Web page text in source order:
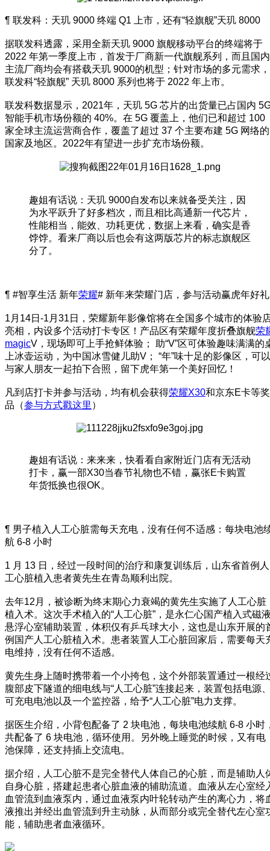
¶ 联发科：天玑 9000 终端 Q1 上市，还有“轻旗舰”天玑 8000
据联发科透露，采用全新天玑 9000 旗舰移动平台的终端将于
2022 年第一季度上市，首发于厂商新一代旗舰系列，而且国内
主流厂商均会有搭载天玑 9000的机型；针对市场的多元需求，
联发科“轻旗舰” 天玑 8000 系列也将于 2022 年上市。
联发科数据显示，2021年，天玑 5G 芯片的出货量已占国内
智能手机市场份额的 40%。在 5G 覆盖上，他们已和超过 100
家全球主流运营商合作，覆盖了超过 37 个主要布建 5G 网络的
国家及地区。2022年有望进一步扩充市场份额。
趣姐有话说：天玑 9000自发布以来就备受关注，因
为水平跃升了好多档次，而且相比高通新一代芯片，
性能相当，能效、功耗更优，数据上来看，确实是香
饽饽。看来厂商以后也会有这两版芯片的标志旗舰区
分了。
¶ #智享生活 新年荣耀# 新年来荣耀门店，参与活动赢虎年好礼
1月14日-1月31日，荣耀新年影像馆将在全国多个城市的体验
亮相，内设多个活动打卡专区！产品区有荣耀年度折叠旗舰荣
magicV，现场即可上手抢鲜体验； 助“V”区可体验趣味满满的
上冰壶运动，为中国冰雪健儿助V； “年”味十足的影像区，可以
与家人朋友一起拍下合照，留下虎年第一个美好回忆！
凡到店打卡并参与活动，均有机会获得荣耀X30和京东E卡等奖
品（参与方式戳这里 ）
趣姐有话说：来来来，快看看自家附近门店有无活动
打卡，赢一部X30当春节礼物也不错，赢张E卡购置
年货抵换也很OK。
¶ 男子植入人工心脏需每天充电，没有任何不适感：每块电池
航 6-8 小时
1 月 13 日，经过一段时间的治疗和康复训练后，山东省首例人
工心脏植入患者黄先生在青岛顺利出院。
去年12月，被诊断为终末期心力衰竭的黄先生实施了人工心脏
植入术。这次手术植入的“人工心脏”，是永仁心国产植入式磁
悬浮心室辅助装置，体积仅有乒乓球大小，这也是山东开展的
例国产人工心脏植入术。患者装置人工心脏回家后，需要每天
电维持，没有任何不适感。
黄先生身上随时携带着一个小挎包，这个外部装置通过一根经
腹部皮下隧道的细电线与“人工心脏”连接起来，装置包括电源
可充电电池以及一个监控器，给予“人工心脏”电力支撑。
据医生介绍，小背包配备了 2 块电池，每块电池续航 6-8 小时
共配备了 6 块电池，循环使用。另外晚上睡觉的时候，又有电
池保障，还支持插上交流电。
据介绍，人工心脏不是完全替代人体自己的心脏，而是辅助人
自身心脏，搭建起患者心脏血液的辅助流道。血液从左心室经
血管流到血液泵内，通过血液泵内叶轮转动产生的离心力，将
液推出并经出血管流到升主动脉，从而部分或完全替代左心室
能，辅助患者血液循环。